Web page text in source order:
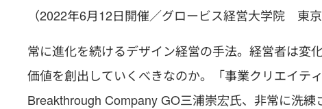
（2022年6月12日開催／グロービス経営大学院 東京
常に進化を続けるデザイン経営の手法。経営者は変
価値を創出していくべきなのか。「事業クリエイテ
Breakthrough Company GO三浦崇宏氏、非常に洗